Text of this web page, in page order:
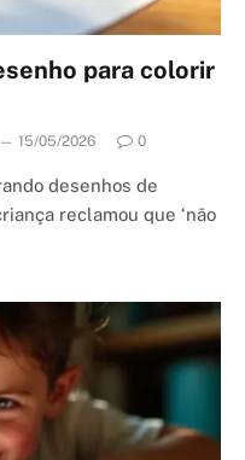
para colorir
15/05/2026 0
desenhos de
reclamou que ‘não